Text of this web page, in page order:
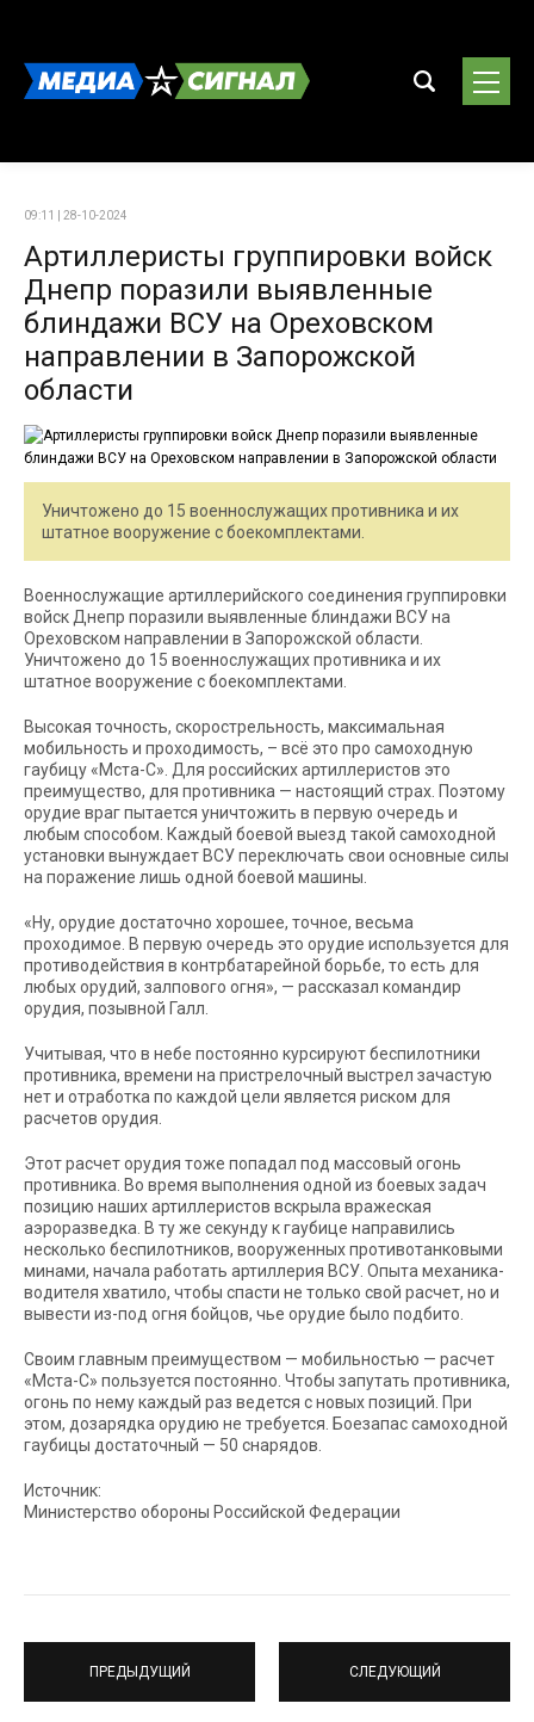
09:11 | 28-10-2024
Артиллеристы группировки войск
Днепр поразили выявленные
блиндажи ВСУ на Ореховском
направлении в Запорожской
области
Уничтожено до 15 военнослужащих противника и их
штатное вооружение с боекомплектами.
Военнослужащие артиллерийского соединения группировки
войск Днепр поразили выявленные блиндажи ВСУ на
Ореховском направлении в Запорожской области.
Уничтожено до 15 военнослужащих противника и их
штатное вооружение с боекомплектами.
Высокая точность, скорострельность, максимальная
мобильность и проходимость, – всё это про самоходную
гаубицу «Мста-С». Для российских артиллеристов это
преимущество, для противника — настоящий страх. Поэтому
орудие враг пытается уничтожить в первую очередь и
любым способом. Каждый боевой выезд такой самоходной
установки вынуждает ВСУ переключать свои основные силы
на поражение лишь одной боевой машины.
«Ну, орудие достаточно хорошее, точное, весьма
проходимое. В первую очередь это орудие используется для
противодействия в контрбатарейной борьбе, то есть для
любых орудий, залпового огня», — рассказал командир
орудия, позывной Галл.
Учитывая, что в небе постоянно курсируют беспилотники
противника, времени на пристрелочный выстрел зачастую
нет и отработка по каждой цели является риском для
расчетов орудия.
Этот расчет орудия тоже попадал под массовый огонь
противника. Во время выполнения одной из боевых задач
позицию наших артиллеристов вскрыла вражеская
аэроразведка. В ту же секунду к гаубице направились
несколько беспилотников, вооруженных противотанковыми
минами, начала работать артиллерия ВСУ. Опыта механика-
водителя хватило, чтобы спасти не только свой расчет, но и
вывести из-под огня бойцов, чье орудие было подбито.
Своим главным преимуществом — мобильностью — расчет
«Мста-С» пользуется постоянно. Чтобы запутать противника,
огонь по нему каждый раз ведется с новых позиций. При
этом, дозарядка орудию не требуется. Боезапас самоходной
гаубицы достаточный — 50 снарядов.
Источник:
Министерство обороны Российской Федерации
ПРЕДЫДУЩИЙ СЛЕДУЮЩИЙ